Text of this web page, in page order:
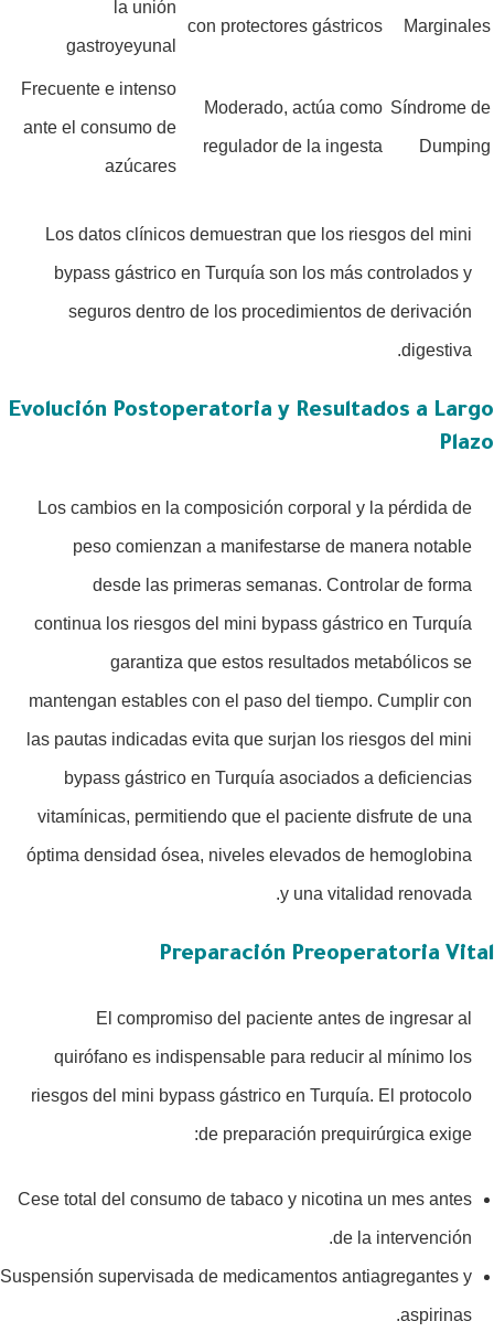
Marginales
con protectores gástricos
la unión
gastroyeyunal
Síndrome de
Dumping
Moderado, actúa como
regulador de la ingesta
Frecuente e intenso
ante el consumo de
azúcares
Los datos clínicos demuestran que los riesgos del mini
bypass gástrico en Turquía son los más controlados y
seguros dentro de los procedimientos de derivación
digestiva.
Evolución Postoperatoria y Resultados a Largo
Plazo
Los cambios en la composición corporal y la pérdida de
peso comienzan a manifestarse de manera notable
desde las primeras semanas. Controlar de forma
continua los riesgos del mini bypass gástrico en Turquía
garantiza que estos resultados metabólicos se
mantengan estables con el paso del tiempo. Cumplir con
las pautas indicadas evita que surjan los riesgos del mini
bypass gástrico en Turquía asociados a deficiencias
vitamínicas, permitiendo que el paciente disfrute de una
óptima densidad ósea, niveles elevados de hemoglobina
y una vitalidad renovada.
Preparación Preoperatoria Vital
El compromiso del paciente antes de ingresar al
quirófano es indispensable para reducir al mínimo los
riesgos del mini bypass gástrico en Turquía. El protocolo
de preparación prequirúrgica exige:
Cese total del consumo de tabaco y nicotina un mes antes
de la intervención.
Suspensión supervisada de medicamentos antiagregantes y
aspirinas.